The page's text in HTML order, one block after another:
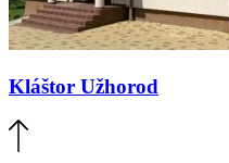
Kláštor Užhorod